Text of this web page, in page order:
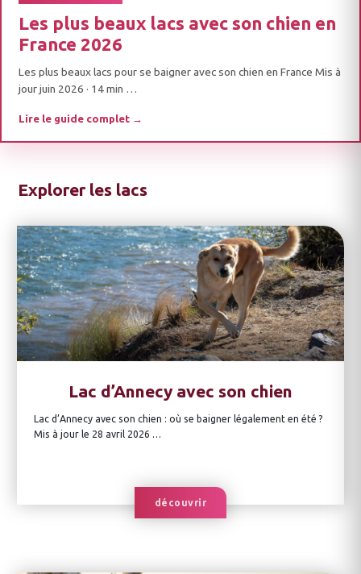
Les plus beaux lacs avec son chien en
France 2026
Les plus beaux lacs pour se baigner avec son chien en France Mis à
jour juin 2026 · 14 min …
Lire le guide complet →
Explorer les lacs
Lac d’Annecy avec son chien
Lac d’Annecy avec son chien : où se baigner légalement en été ?
Mis à jour le 28 avril 2026 …
découvrir